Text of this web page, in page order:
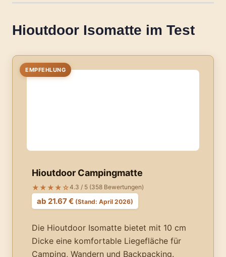
Hioutdoor Isomatte im Test
EMPFEHLUNG
Hioutdoor Campingmatte
★★★★☆4.3 / 5 (358 Bewertungen)
ab 21.67 € (Stand: April 2026)
Die Hioutdoor Isomatte bietet mit 10 cm
Dicke eine komfortable Liegefläche für
Camping, Wandern und Backpacking.